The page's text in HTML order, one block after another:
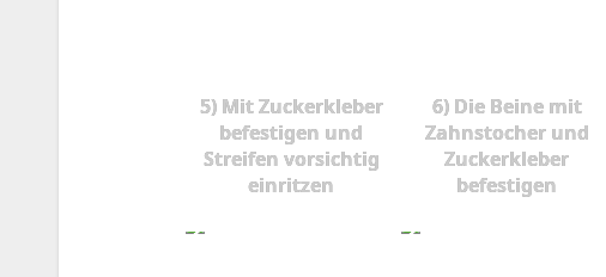
5) Mit Zuckerkleber
befestigen und
Streifen vorsichtig
einritzen
6) Die Beine mit
Zahnstocher und
Zuckerkleber
befestigen